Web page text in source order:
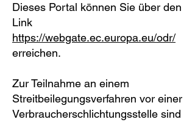
Dieses Portal können Sie über den
Link
https://webgate.ec.europa.eu/odr/
erreichen.
Zur Teilnahme an einem
Streitbeilegungsverfahren vor einer
Verbraucherschlichtungsstelle sind